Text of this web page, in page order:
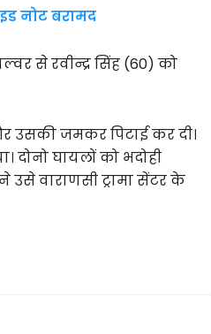
नोट बरामद
से रवीन्द्र सिंह (60) को
उसकी जमकर पिटाई कर दी।
दोनो घायलों को भदोही
उसे वाराणसी ट्रामा सेंटर के